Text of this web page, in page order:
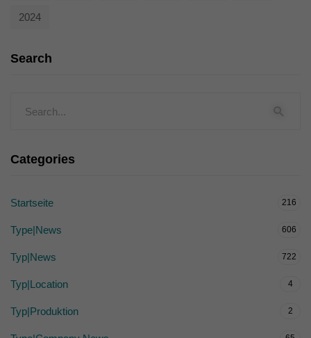
2024
Search
Categories
Startseite 216
Type|News 606
Typ|News 722
Typ|Location 4
Typ|Produktion 2